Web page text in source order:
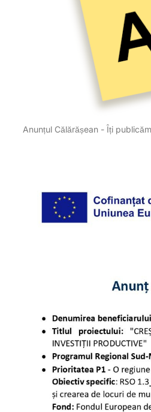
Anunțul Călărășean - Îți